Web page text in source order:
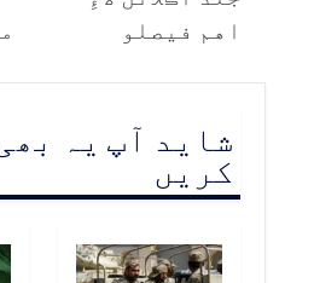
اهم فيصلو
شاید آپ یہ
کریں